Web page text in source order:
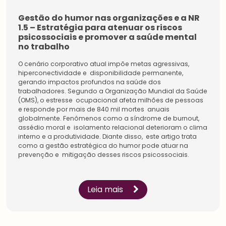
Gestão do humor nas organizações e a NR
1.5 – Estratégia para atenuar os riscos
psicossociais e promover a saúde mental
no trabalho
O cenário corporativo atual impõe metas agressivas,
hiperconectividade e disponibilidade permanente,
gerando impactos profundos na saúde dos
trabalhadores. Segundo a Organização Mundial da Saúde
(OMS), o estresse ocupacional afeta milhões de pessoas
e responde por mais de 840 mil mortes anuais
globalmente. Fenômenos como a síndrome de burnout,
assédio moral e isolamento relacional deterioram o clima
interno e a produtividade. Diante disso, este artigo trata
como a gestão estratégica do humor pode atuar na
prevenção e mitigação desses riscos psicossociais.
Leia mais
Estudantes
Inicie a sua rede de
Conecte-se com líderes e
especialistas, amplie a
PessoaFísica
Impulsione a sua carreira
especialistas sobre
gestão de pessoas.
Conheça os benefícios